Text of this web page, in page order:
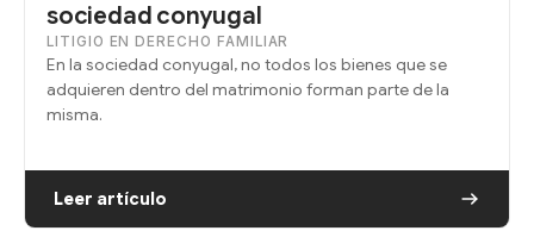
sociedad conyugal
LITIGIO EN DERECHO FAMILIAR
En la sociedad conyugal, no todos los bienes que se
adquieren dentro del matrimonio forman parte de la
misma.
Leer artículo